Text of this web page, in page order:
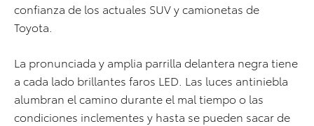
confianza de los actuales SUV y camionetas de
Toyota.
La pronunciada y amplia parrilla delantera negra tiene
a cada lado brillantes faros LED. Las luces antiniebla
alumbran el camino durante el mal tiempo o las
condiciones inclementes y hasta se pueden sacar de